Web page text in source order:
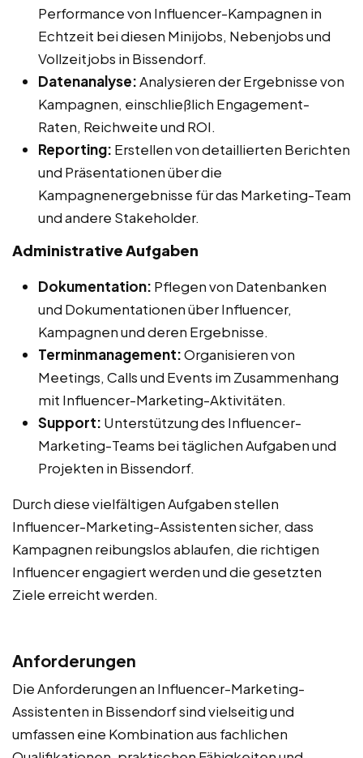
Performance von Influencer-Kampagnen in
Echtzeit bei diesen Minijobs, Nebenjobs und
Vollzeitjobs in Bissendorf.
Datenanalyse:Analysieren der Ergebnisse von
Kampagnen, einschließlich Engagement-
Raten, Reichweite und ROI.
Reporting: Erstellen von detaillierten Berichten
und Präsentationen über die
Kampagnenergebnisse für das Marketing-Team
und andere Stakeholder.
Administrative Aufgaben
Dokumentation: Pflegen von Datenbanken
und Dokumentationen über Influencer,
Kampagnen und deren Ergebnisse.
Terminmanagement:Organisieren von
Meetings, Calls und Events im Zusammenhang
mit Influencer-Marketing-Aktivitäten.
Support: Unterstützung des Influencer-
Marketing-Teams bei täglichen Aufgaben und
Projekten in Bissendorf.
Durch diese vielfältigen Aufgaben stellen
Influencer-Marketing-Assistenten sicher, dass
Kampagnen reibungslos ablaufen, die richtigen
Influencer engagiert werden und die gesetzten
Ziele erreicht werden.
Anforderungen
Die Anforderungen an Influencer-Marketing-
Assistenten in Bissendorf sind vielseitig und
umfassen eine Kombination aus fachlichen